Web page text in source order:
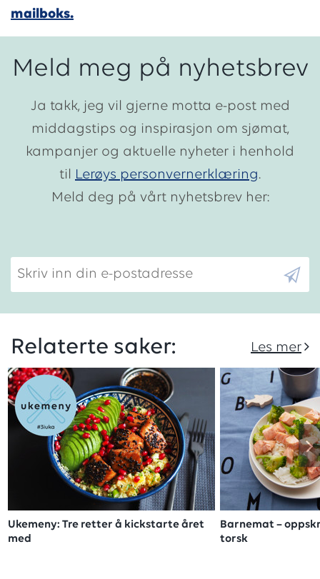
mailboks.
Meld meg på nyhetsbrev
Ja takk, jeg vil gjerne motta e-post med
middagstips og inspirasjon om sjømat,
kampanjer og aktuelle nyheter i henhold
til Lerøys personvernerklæring.
Meld deg på vårt nyhetsbrev her:
Relaterte saker: Les mer
Ukemeny: Tre retter å kickstarte året
med
Barnemat –
torsk